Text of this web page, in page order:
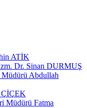
ATİK
Dr. Sinan DURMUŞ
Abdullah
ÇİÇEK
Müdürü Fatma